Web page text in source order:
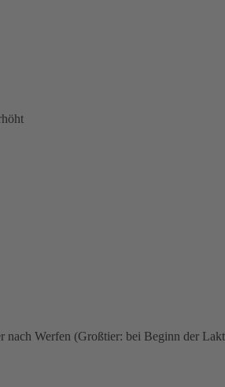
nach Werfen (Großtier: bei Beginn der